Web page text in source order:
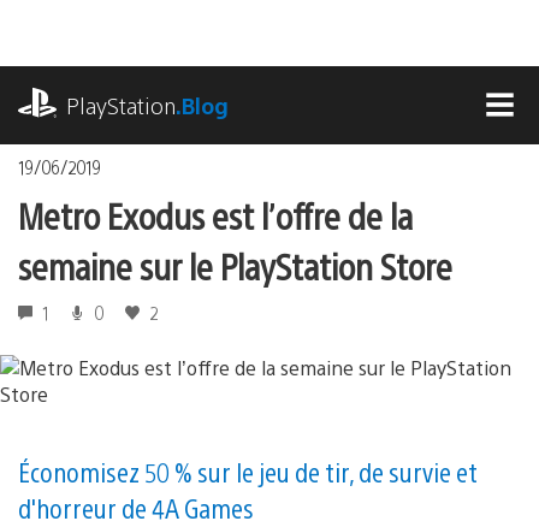
contenu
PlayStation.Blog
19/06/2019
Metro Exodus est l’offre de la
semaine sur le PlayStation Store
1 0 2
Économisez 50 % sur le jeu de tir, de survie et
d'horreur de 4A Games